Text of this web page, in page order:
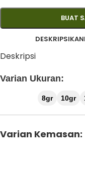
BUAT
DESKRIPSI
Deskripsi
Varian Ukuran:
8gr 10gr
Varian Kemasan: